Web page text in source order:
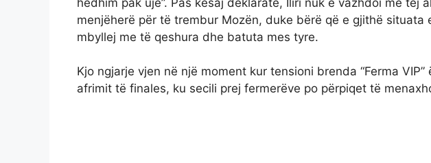
menjëherë për të trembur Mozën, duke bërë që e gjithë situata
mbyllej me të qeshura dhe batuta mes tyre.
Kjo ngjarje vjen në një moment kur tensioni brenda “Ferma
afrimit të finales, ku secili prej fermerëve po përpiqet të